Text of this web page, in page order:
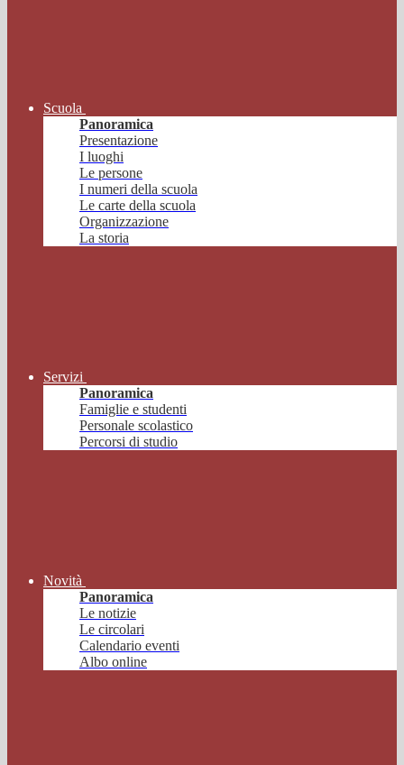
Scuola
Panoramica
Presentazione
I luoghi
Le persone
I numeri della scuola
Le carte della scuola
Organizzazione
La storia
Servizi
Panoramica
Famiglie e studenti
Personale scolastico
Percorsi di studio
Novità
Panoramica
Le notizie
Le circolari
Calendario eventi
Albo online